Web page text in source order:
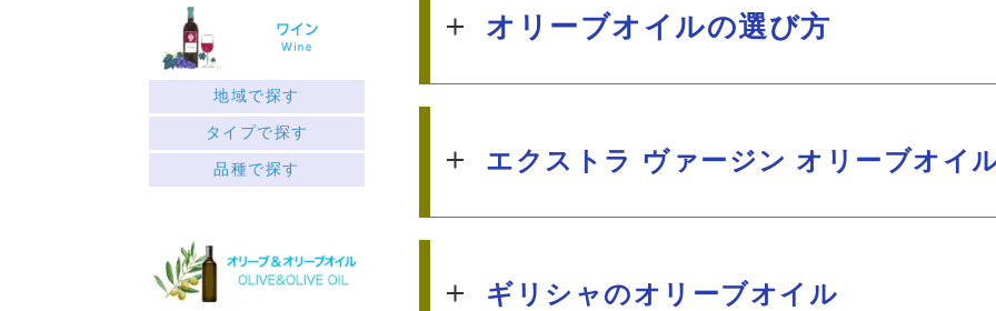
オリーブオイルの選び方
エクストラ ヴァージン オリーブオイ
ギリシャのオリーブオイル
地域で探す
ギリシャ北部
中央ギリシャ
ペロポネソス半島とイオニ
ア諸島
タイプで探す
赤
├ミディアムボディ
├リッチ
├フルーティー
品種で探す
サヴァティアノ
アシリティコ
マスカット